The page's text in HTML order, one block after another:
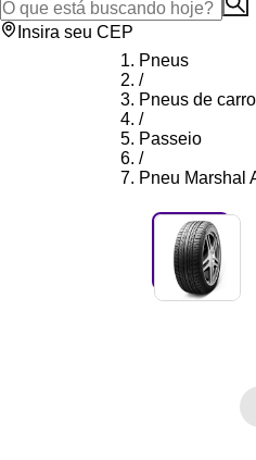
Insira seu CEP
Pneus
/
Pneus de carro
/
Passeio
/
Pneu Marshal